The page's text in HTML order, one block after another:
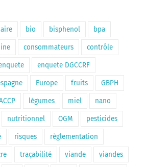
bio bisphenol bpa
consommateurs contrôle
enquete DGCCRF
Europe fruits GBPH
légumes miel nano
nutritionnel OGM pesticides
risques règlementation
traçabilité viande viandes